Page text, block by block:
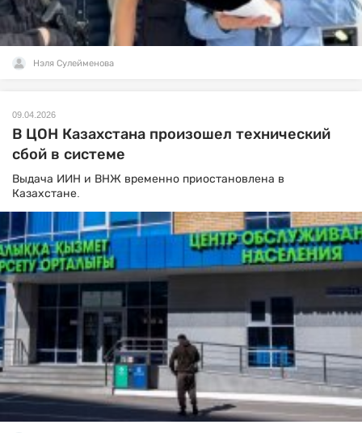
Нэля Сулейменова
09.04.2026
В ЦОН Казахстана произошел технический
сбой в системе
Выдача ИИН и ВНЖ временно приостановлена в
Казахстане.